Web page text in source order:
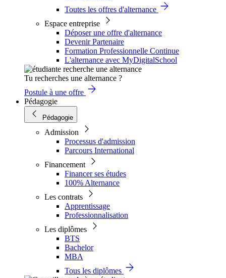
Toutes les offres d'alternance
Espace entreprise
Déposer une offre d'alternance
Devenir Partenaire
Formation Professionnelle Continue
L'alternance avec MyDigitalSchool
Tu recherches une alternance ?
Postule à une offre
Pédagogie
Pédagogie
Admission
Processus d'admission
Parcours International
Financement
Financer ses études
100% Alternance
Les contrats
Apprentissage
Professionnalisation
Les diplômes
BTS
Bachelor
MBA
Tous les diplômes